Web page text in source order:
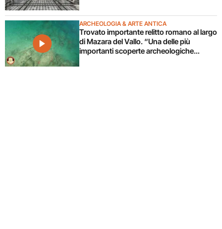
ARCHEOLOGIA & ARTE ANTICA
Trovato importante relitto romano al largo
di Mazara del Vallo. “Una delle più
importanti scoperte archeologiche